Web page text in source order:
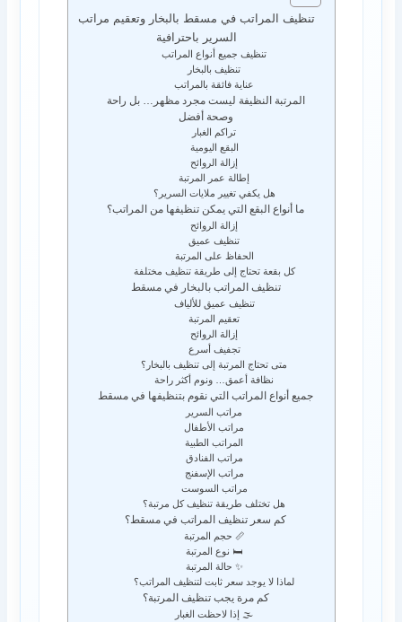
تنظيف المراتب في مسقط بالبخار وتعقيم مراتب
السرير باحترافية
تنظيف جميع أنواع المراتب
تنظيف بالبخار
عناية فائقة بالمراتب
المرتبة النظيفة ليست مجرد مظهر… بل راحة
وصحة أفضل
تراكم الغبار
البقع اليومية
إزالة الروائح
إطالة عمر المرتبة
هل يكفي تغيير ملايات السرير؟
ما أنواع البقع التي يمكن تنظيفها من المراتب؟
إزالة الروائح
تنظيف عميق
الحفاظ على المرتبة
كل بقعة تحتاج إلى طريقة تنظيف مختلفة
تنظيف المراتب بالبخار في مسقط
تنظيف عميق للألياف
تعقيم المرتبة
إزالة الروائح
تجفيف أسرع
متى تحتاج المرتبة إلى تنظيف بالبخار؟
نظافة أعمق… ونوم أكثر راحة
جميع أنواع المراتب التي نقوم بتنظيفها في مسقط
مراتب السرير
مراتب الأطفال
المراتب الطبية
مراتب الفنادق
مراتب الإسفنج
مراتب السوست
هل تختلف طريقة تنظيف كل مرتبة؟
كم سعر تنظيف المراتب في مسقط؟
📏 حجم المرتبة
🛏️ نوع المرتبة
✨ حالة المرتبة
لماذا لا يوجد سعر ثابت لتنظيف المراتب؟
كم مرة يجب تنظيف المرتبة؟
🌫️ إذا لاحظت الغبار